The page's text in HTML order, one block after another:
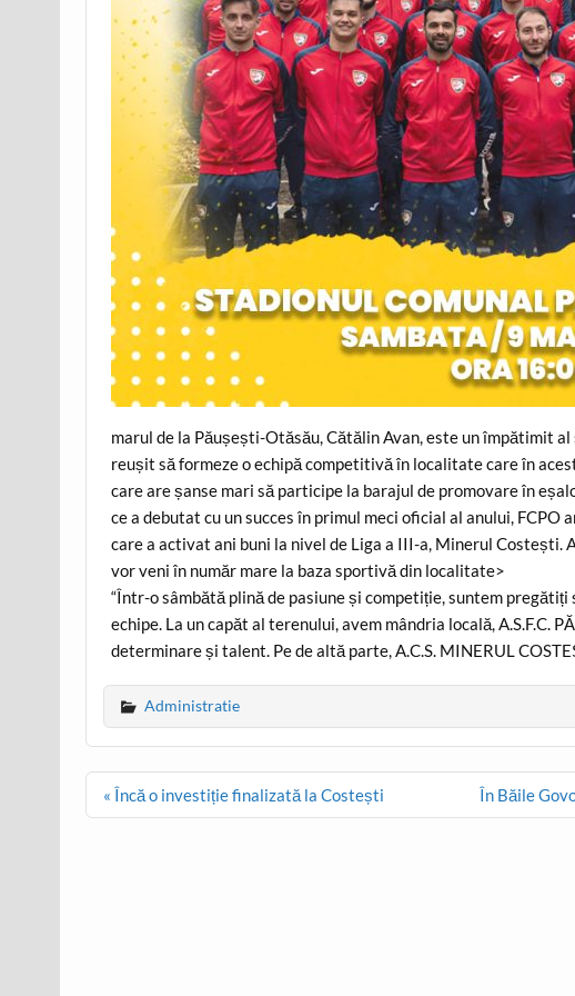
marul de la Păușești-Otăsău, Cătălin Avan, este un împătimit
reușit să formeze o echipă competitivă în localitate care în
care are șanse mari să participe la barajul de promovare în
ce a debutat cu un succes în primul meci oficial al anului,
care a activat ani buni la nivel de Liga a III-a, Minerul Costești.
vor veni în număr mare la baza sportivă din localitate>
“Într-o sâmbătă plină de pasiune și competiție, suntem
echipe. La un capăt al terenului, avem mândria locală, A.S.F.C.
determinare și talent. Pe de altă parte, A.C.S. MINERUL
Administratie
Post
« Încă o investiție finalizată la Costești În Băile